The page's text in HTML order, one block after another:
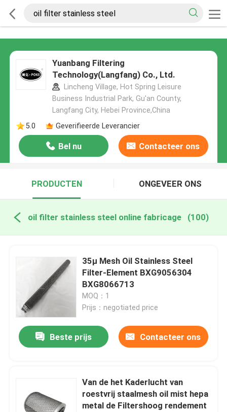
Yuanbang Filtering
Technology(Langfang) Co., Ltd.
Lincheng Village, Hot Spring Leisure
Business Industrial Park, Gu'an County,
Langfang City, Hebei Province,China
5.0
Geverifieerde Leverancier
Bel nu Contacteer ons
PRODUCTEN ONGEVEER ONS
oil filter stainless steel online fabricage (100)
35μ Mesh Oil Stainless Steel
Filter-Element BXG9056304
BXG8066713
MOQ：1
Prijs：negotiated price
Beste prijs Contacteer ons
Van de het Kaderlucht van
roestvrij staalmesh oil mist hepa
metal de Filtershoog rendement